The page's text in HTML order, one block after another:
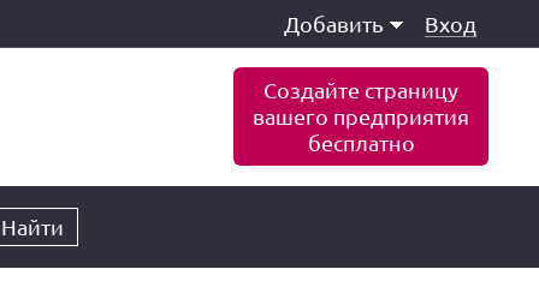
Добавить Вход
Создайте страницу
вашего предприятия
бесплатно
Найти